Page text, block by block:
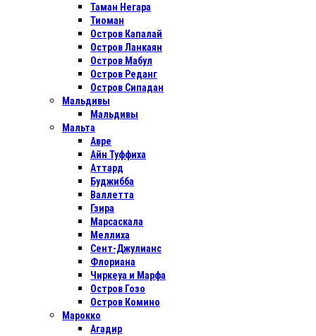
Таман Негара
Тиоман
Остров Капалай
Остров Ланкаян
Остров Мабул
Остров Реданг
Остров Сипадан
Мальдивы
Мальдивы
Мальта
Авре
Айн Туффиха
Аттард
Буджибба
Валлетта
Гзира
Марсаскала
Меллиха
Сент-Джулианс
Флориана
Чиркеуа и Марфа
Остров Гозо
Остров Комино
Марокко
Агадир